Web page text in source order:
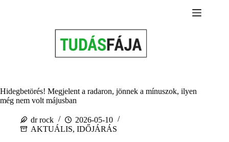
Hidegbetörés! Megjelent a radaron, jönnek a mínuszok, ilyen
még nem volt májusban
dr rock
2026-05-10
AKTUÁLIS, IDŐJÁRÁS